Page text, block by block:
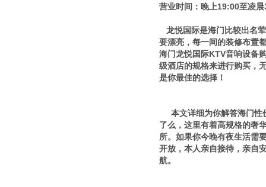
营业时间：晚上19:00至凌
龙悦国际是海门比较出名
要漂亮，每一间的装修布置
海门龙悦国际KTV音响设备
级酒店的规格来进行购买，
是你最佳的选择！
本文详细为你解答海门性
了么，这里有着高规格的奢
所。如果你今晚有夜生活需
开放，本人亲自接待，亲自
航。